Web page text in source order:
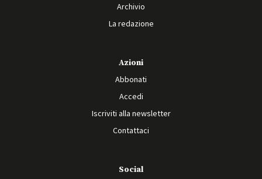
Archivio
La redazione
Azioni
Abbonati
Accedi
Iscriviti alla newsletter
Contattaci
Social